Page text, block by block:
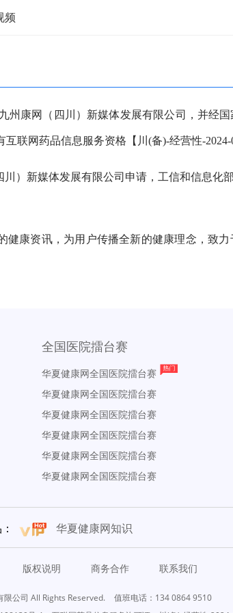
频
州康网（四川）新媒体发展有限公司，并经
联网药品信息服务资格【川(备)-经营性-2024-
）新媒体发展有限公司申请，工信和信息化
健康资讯，为用户传播全新的健康理念，致
全国医院擂台赛
华夏健康网全国医院擂台赛
华夏健康网全国医院擂台赛
华夏健康网全国医院擂台赛
华夏健康网全国医院擂台赛
华夏健康网全国医院擂台赛
华夏健康网全国医院擂台赛
华夏健康网知识
版权说明 商务合作 联系我们
公司 All Rights Reserved.
值班电话：134 0864 9510